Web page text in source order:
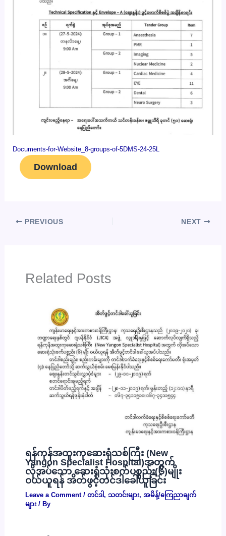
Documents-for-Website_8-groups-of-5DMS-24-25L
Download
PREVIOUS NEXT
Related Posts
ရန်ကုန်အထူးကုဆေးရုံသစ်ကြီး (New
Yangon Specialist Hospital)အတွက်
လိုအပ်သော ဆေးရုံသုံးစက်ပစ္စည်း(၆)မျိုး
ဝယ်ယူရန် အိတ်ဖွင့်တင်ဒါခေါ်ယူခြင်း
Leave a Comment / တင်ဒါ , သတင်းများ, အမိန့်/ကြေညာချက်
များ/ By